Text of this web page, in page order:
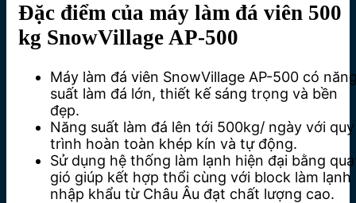
Đặc điểm của máy làm đá viên 500
kg SnowVillage AP-500
Máy làm đá viên SnowVillage AP-500 có
suất làm đá lớn, thiết kế sáng trọng và bền
đẹp.
Năng suất làm đá lên tới 500kg/ ngày với quy
trình hoàn toàn khép kín và tự động.
Sử dụng hệ thống làm lạnh hiện đại bằng
gió giúp kết hợp thổi cùng với block làm lạnh
nhập khẩu từ Châu Âu đạt chất lượng cao.